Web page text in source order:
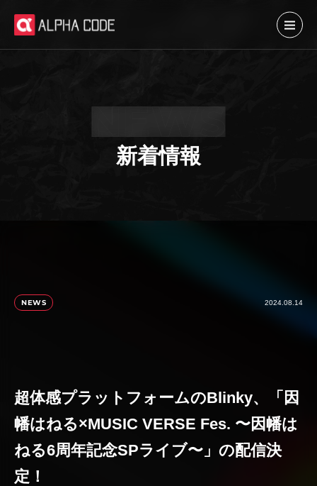
新着情報
NEWS 2024.08.14
超体感プラットフォームのBlinky、「因
幡はねる×MUSIC VERSE Fes. 〜因幡は
ねる6周年記念SPライブ〜」の配信決
定！